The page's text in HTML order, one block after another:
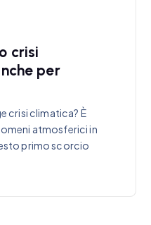
crisi
per
crisi climatica? È
atmosferici in
primo scorcio